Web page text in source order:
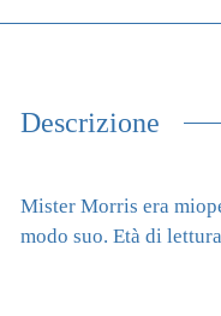
Descrizione
Mister Morris era
modo suo. Età di